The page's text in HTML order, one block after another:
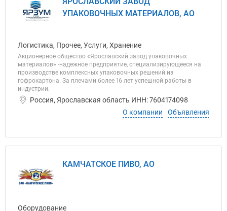
УПАКОВОЧНЫХ МАТЕРИАЛОВ, АО
Логистика, Прочее, Услуги, Хранение
Акционерное общество «Ярославский завод упаковочных
материалов» -надежное предприятие, специализирующееся на
производстве комплексных упаковочных решений из
гофрокартона. За плечами более 16 лет успешной работы в
индустрии.
Россия, Ярославская область ИНН: 7604174098
О компании
Объявления
КАМЧАТСКОЕ ПИВО, АО
Оборудование